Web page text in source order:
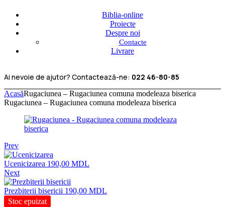
Biblia-online
Proiecte
Despre noi
Contacte
Livrare
Ai nevoie de ajutor? Contactează-ne: 022 46-80-85
AcasăRugaciunea – Rugaciunea comuna modeleaza biserica
Rugaciunea – Rugaciunea comuna modeleaza biserica
Prev
Ucenicizarea 190,00 MDL
Next
Prezbiterii bisericii 190,00 MDL
Stoc epuizat